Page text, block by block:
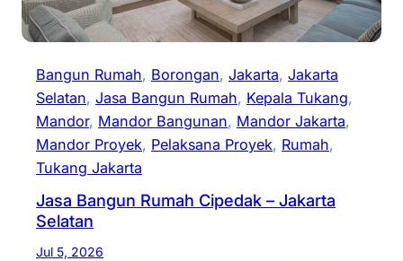
Bangun Rumah, Borongan, Jakarta, Jakarta
Selatan, Jasa Bangun Rumah, Kepala Tukang
Mandor, Mandor Bangunan, Mandor Jakarta
Mandor Proyek, Pelaksana Proyek, Rumah
Tukang Jakarta
Jasa Bangun Rumah Cipedak – Jakarta
Selatan
Jul 5, 2026